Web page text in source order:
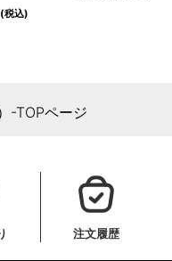
(税込)
-TOPページ
注文履歴